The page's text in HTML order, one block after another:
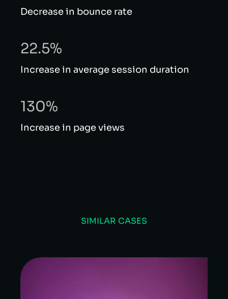
Decrease in bounce rate
22.5%
Increase in average session duration
130%
Increase in page views
SIMILAR CASES